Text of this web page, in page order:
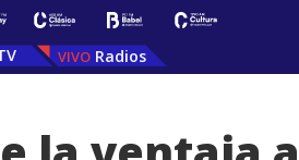
Radios